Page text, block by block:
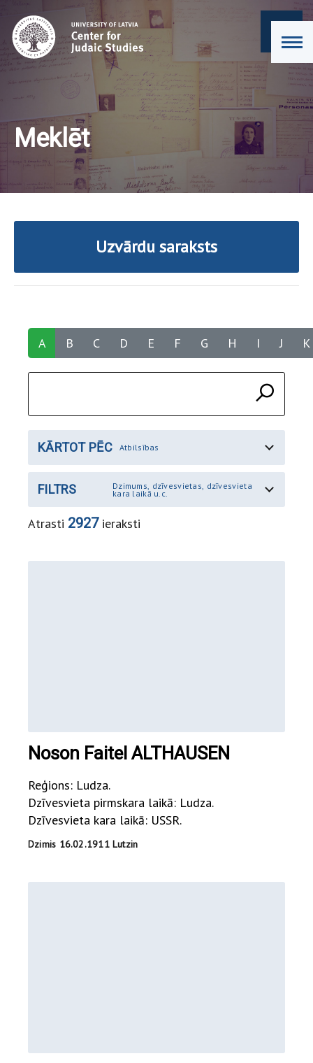
Meklēt
Uzvārdu saraksts
A B C D E F G H I J K
KĀRTOT PĒC Atbilsības
FILTRS Dzimums, dzīvesvietas, dzīvesvieta
kara laikā u.c.
Atrasti 2927ieraksti
Noson Faitel ALTHAUSEN
Reģions: Ludza.
Dzīvesvieta pirmskara laikā: Ludza.
Dzīvesvieta kara laikā: USSR.
Dzimis 16.02.1911 Lutzin